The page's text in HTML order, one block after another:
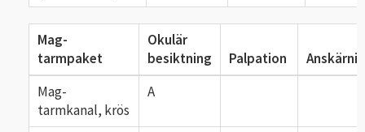
Mag-
tarmpaket
Okulär
besiktning
Palpation
Mag-
tarmkanal, krös
A